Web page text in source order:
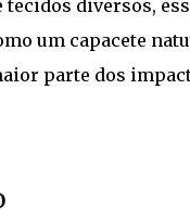
tecidos diversos,
um capacete
parte dos